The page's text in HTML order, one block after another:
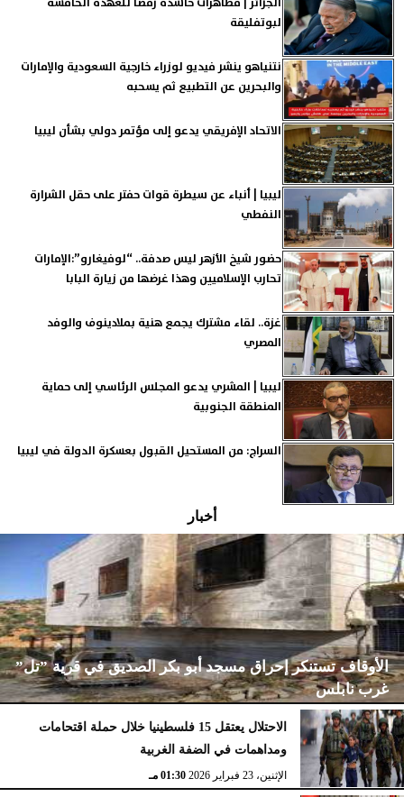
لبوتفليقة
نتنياهو ينشر فيديو لوزراء خارجية السعودية والإمارات
والبحرين عن التطبيع ثم يسحبه
الاتحاد الإفريقي يدعو إلى مؤتمر دولي بشأن ليبيا
ليبيا | أنباء عن سيطرة قوات حفتر على حقل الشرارة
النفطي
حضور شيخ الأزهر ليس صدفة.. “لوفيغارو”:الإمارات
تحارب الإسلاميين وهذا غرضها من زيارة البابا
غزة.. لقاء مشترك يجمع هنية بملادينوف والوفد
المصري
ليبيا | المشري يدعو المجلس الرئاسي إلى حماية
المنطقة الجنوبية
السراج: من المستحيل القبول بعسكرة الدولة في ليبيا
أخبار
الأوقاف تستنكر إحراق مسجد أبو بكر الصديق في قرية ”تل”
غرب نابلس
الإثنين، 23 فبراير 2026 02:15 مـ
الاحتلال يعتقل 15 فلسطينيا خلال حملة اقتحامات
ومداهمات في الضفة الغربية
الإثنين، 23 فبراير 2026 01:30 مـ